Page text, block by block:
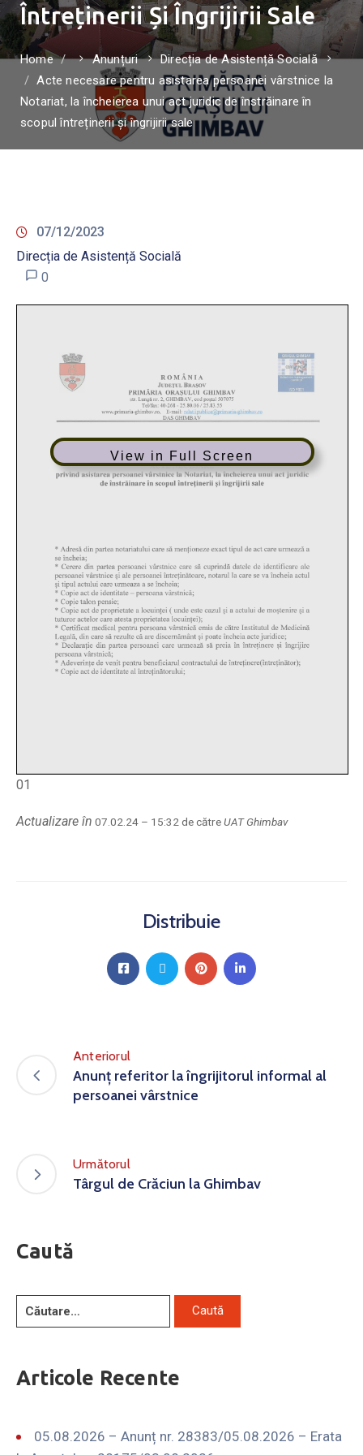
Întreținerii Și Îngrijirii Sale
Home Anunțuri
Direcția de Asistență Socială
Acte necesare pentru asistarea persoanei vârstnice la
Notariat, la încheierea unui act juridic de înstrăinare în
scopul întreținerii și îngrijirii sale
07/12/2023
Direcția de Asistență Socială
0
View in Full Screen
01
Actualizare în 07.02.24 – 15:32 de cătreUAT Ghimbav
Distribuie
Anteriorul
Anunț referitor la îngrijitorul informal al
persoanei vârstnice
Următorul
Târgul de Crăciun la Ghimbav
Caută
Articole Recente
05.08.2026 – Anunț nr. 28383/05.08.2026 – Erata